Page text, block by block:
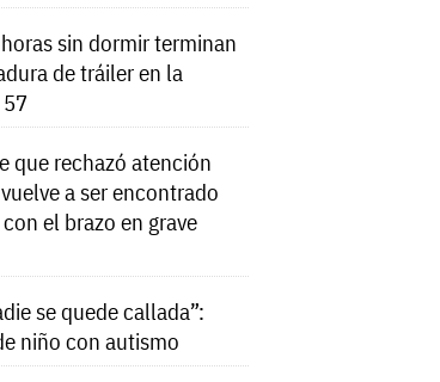
sin dormir terminan
de tráiler en la
que rechazó atención
a ser encontrado
el brazo en grave
se quede callada”:
niño con autismo